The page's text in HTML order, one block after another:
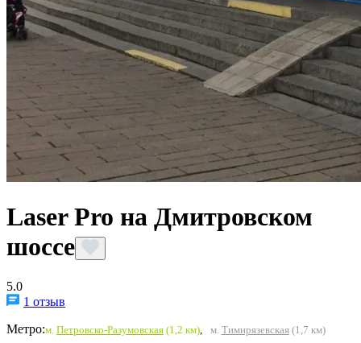
Laser Pro на Дмитровском
шоссе
5.0
1 отзыв
Метро:м. Петровско-Разумовская (1,2 км) м. Тимирязевская(1,7 км)